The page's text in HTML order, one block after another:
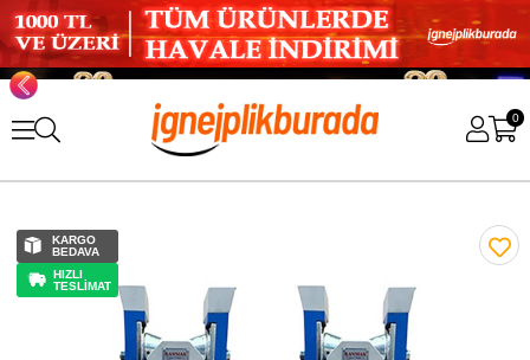
0
KARGO
BEDAVA
HIZLI
TESLİMAT